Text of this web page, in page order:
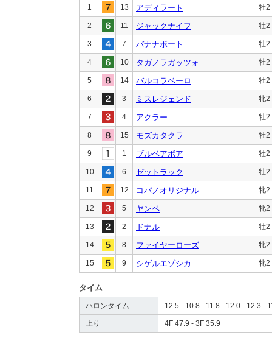
1 13 アディラート 牡2
2 11 ジャックナイフ 牡2
3 7 バナナボート 牡2
4 10 タガノラガッツォ 牡2
5 14 バルコラベーロ 牡2
6 3 ミスレジェンド 牝2
7 4 アクラー 牡2
8 15 モズカタクラ 牡2
9 1 ブルベアボア 牡2
10 6 ゼットラック 牡2
11 12 コパノオリジナル 牝2
12 5 ヤンベ 牝2
13 2 ドナル 牡2
14 8 ファイヤーローズ 牝2
15 9 シゲルエゾシカ 牝2
タイム
ハロンタイム 12.5 - 10.8 - 11.8 - 12.0 - 12.3 -
上り 4F 47.9 - 3F 35.9